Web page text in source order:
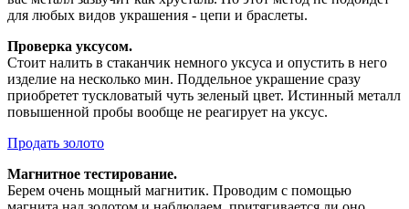
для любых видов украшения - цепи и браслеты.
Проверка уксусом.
Стоит налить в стаканчик немного уксуса и опустить в него
изделие на несколько мин. Поддельное украшение сразу
приобретет тускловатый чуть зеленый цвет. Истинный металл
повышенной пробы вообще не реагирует на уксус.
Продать золото
Магнитное тестирование.
Берем очень мощный магнитик. Проводим с помощью